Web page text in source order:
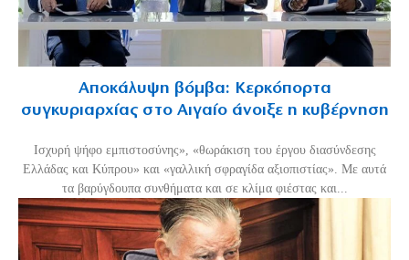
Αποκάλυψη βόμβα: Κερκόπορτα
συγκυριαρχίας στο Αιγαίο άνοιξε η κυβέρνηση
Ισχυρή ψήφο εμπιστοσύνης», «θωράκιση του έργου διασύνδεσης
Ελλάδας και Κύπρου» και «γαλλική σφραγίδα αξιοπιστίας». Με αυτά
τα βαρύγδουπα συνθήματα και σε κλίμα φιέστας και...